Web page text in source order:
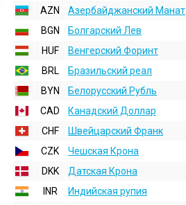
AZN
Азербайджанский Манат
BGN
Болгарский Лев
HUF
Венгерский Форинт
BRL
Бразильский реал
BYN
Белорусский Рубль
CAD
Канадский Доллар
CHF
Швейцарский Франк
CZK
Чешская Крона
DKK
Датская Крона
INR
Индийская pупия